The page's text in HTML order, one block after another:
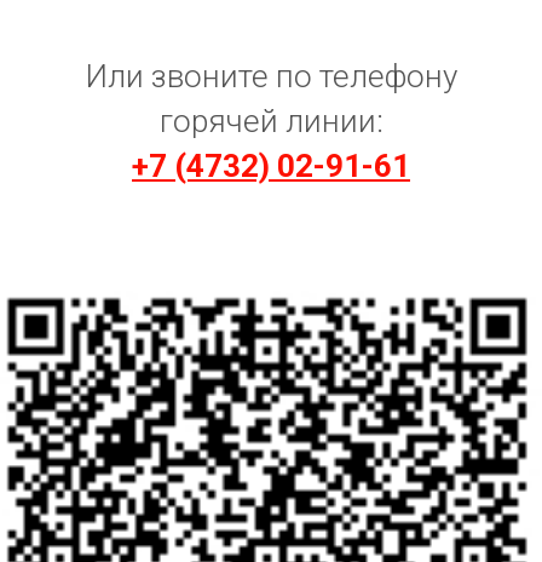
Или звоните по телефону
горячей линии:
+7 (4732) 02-91-61